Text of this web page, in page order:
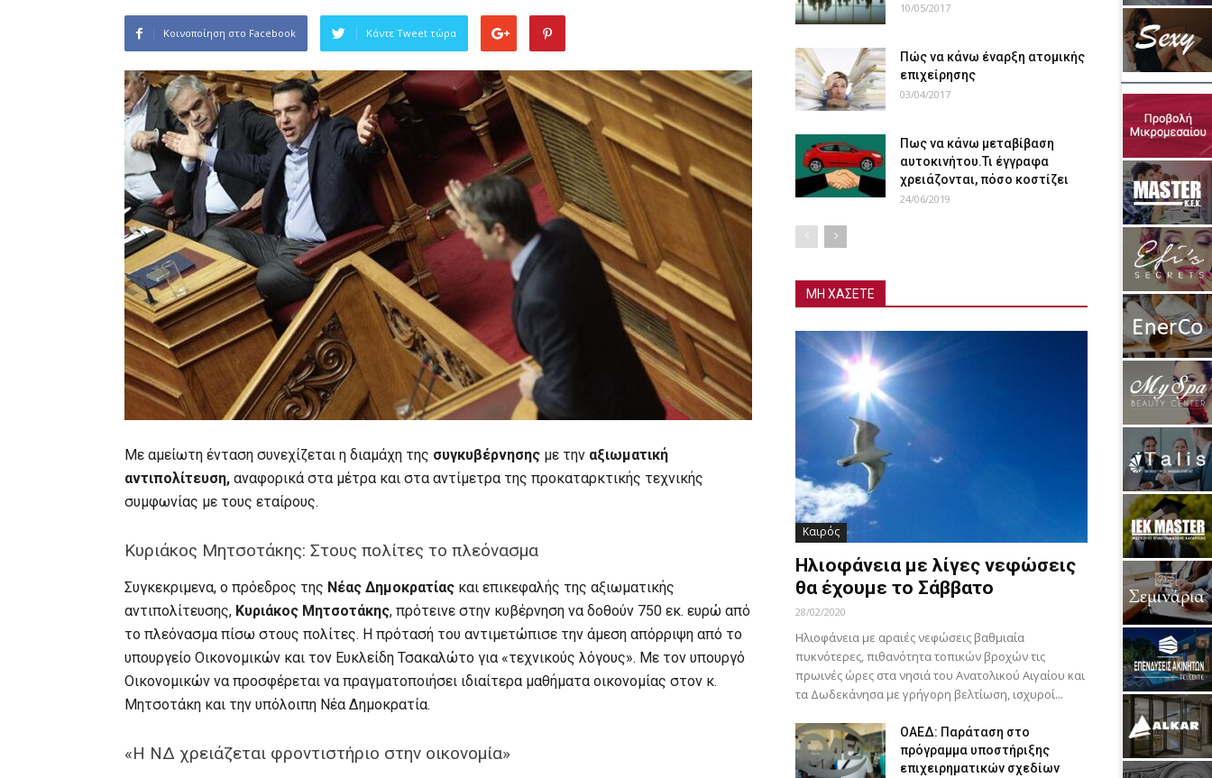
Κοινοποίηση στο Facebook Κάντε Tweet τώρα
Με αμείωτη ένταση συνεχίζεται η διαμάχη της συγκυβέρνησης με την αξιωματική
αντιπολίτευση, αναφορικά στα μέτρα και στα αντίμετρα της προκαταρκτικής τεχνικής
συμφωνίας με τους εταίρους.
Κυριάκος Μητσοτάκης: Στους πολίτες το πλεόνασμα
Συγκεκριμενα, ο πρόεδρος της Νέας Δημοκρατίας και επικεφαλής της αξιωματικής
αντιπολίτευσης, Κυριάκος Μητσοτάκης, πρότεινε στην κυβέρνηση να δοθούν 750 εκ. ευρώ από
το πλεόνασμα πίσω στους πολίτες. Η πρότασή του αντιμετώπισε την άμεση απόρριψη από το
υπουργείο Οικονομικών και τον Ευκλείδη Τσακαλώτο για «τεχνικούς λόγους». Με τον υπουργό
Οικονομικών να προσφέρεται να πραγματοποιήσει ιδιαίτερα μαθήματα οικονομίας στον κ.
Μητσοτάκη και την υπόλοιπη Νέα Δημοκρατία.
«Η ΝΔ χρειάζεται φροντιστήριο στην οικονομία»
10/05/2017
Πώς να κάνω έναρξη ατομικής
επιχείρησης
03/04/2017
Πως να κάνω μεταβίβαση
αυτοκινήτου.Τι έγγραφα
χρειάζονται, πόσο κοστίζει
24/06/2019
ΜΗ ΧΑΣΕΤΕ
Καιρός
Ηλιοφάνεια με λίγες νεφώσεις
θα έχουμε το Σάββατο
28/02/2020
Ηλιοφάνεια με αραιές νεφώσεις βαθμιαία
πυκνότερες, πιθανότητα τοπικών βροχών τις
πρωινές ώρες στα νησιά του Ανατολικού Αιγαίου και
τα Δωδεκάνησα με γρήγορη βελτίωση, ισχυροί...
ΟΑΕΔ: Παράταση στο
πρόγραμμα υποστήριξης
επιχειρηματικών σχεδίων